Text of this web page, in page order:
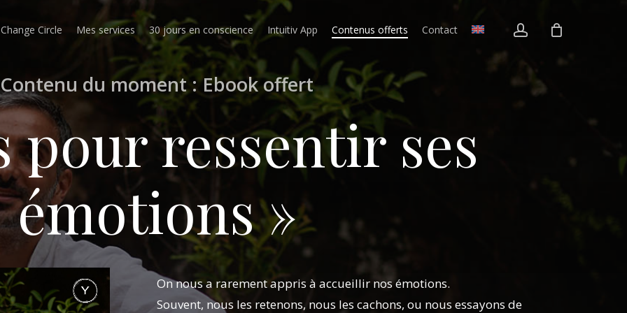
Circle Mes services 30 jours en conscience Intuitiv App Contenus offerts Contact account
Contenu du moment : Ebookoffert
pour ressentir ses
émotions »
On nous a rarement appris à accueillir nos émotions.
Souvent, nous les retenons, nous les cachons, ou nous essayons de